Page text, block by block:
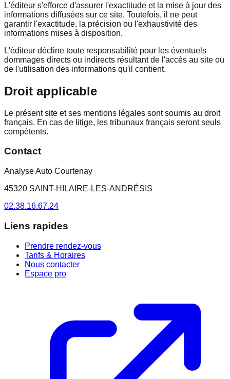
L'éditeur s'efforce d'assurer l'exactitude et la mise à jour des
informations diffusées sur ce site. Toutefois, il ne peut
garantir l'exactitude, la précision ou l'exhaustivité des
informations mises à disposition.
L'éditeur décline toute responsabilité pour les éventuels
dommages directs ou indirects résultant de l'accès au site ou
de l'utilisation des informations qu'il contient.
Droit applicable
Le présent site et ses mentions légales sont soumis au droit
français. En cas de litige, les tribunaux français seront seuls
compétents.
Contact
Analyse Auto Courtenay
45320 SAINT-HILAIRE-LES-ANDRÉSIS
02.38.16.67.24
Liens rapides
Prendre rendez-vous
Tarifs & Horaires
Nous contacter
Espace pro